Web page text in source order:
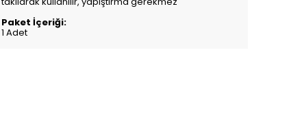
Paket İçeriği:
1 Adet